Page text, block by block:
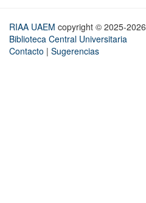
RIAA UAEM copyright © 2025-2026
Biblioteca Central Universitaria
Contacto | Sugerencias